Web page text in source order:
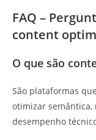
FAQ –
content
O que são
São plataformas
otimizar semântica,
desempenho